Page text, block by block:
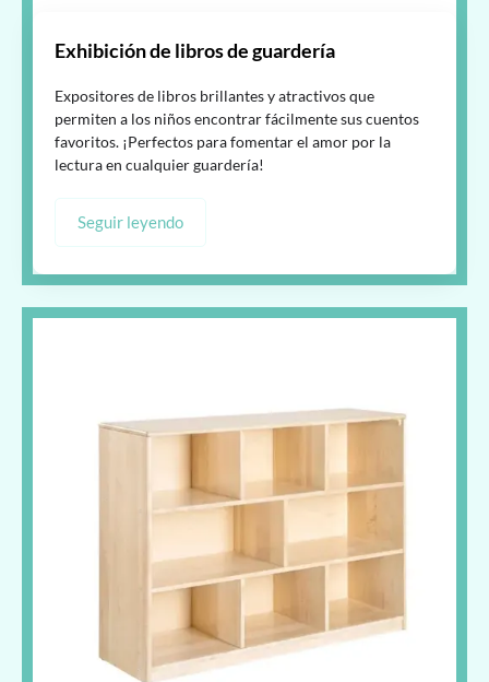
Exhibición de libros de guardería
Expositores de libros brillantes y atractivos que
permiten a los niños encontrar fácilmente sus cuentos
favoritos. ¡Perfectos para fomentar el amor por la
lectura en cualquier guardería!
Seguir leyendo